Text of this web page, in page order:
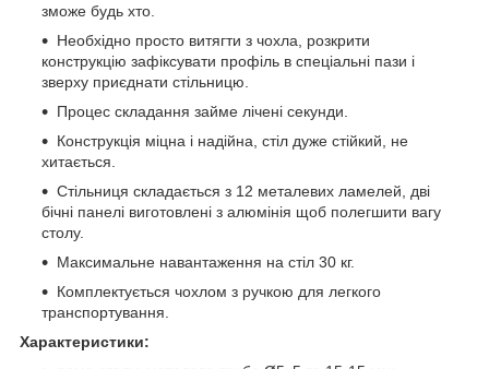
зможе будь хто.
Необхідно просто витягти з чохла, розкрити
конструкцію зафіксувати профіль в спеціальні пази і
зверху приєднати стільницю.
Процес складання займе лічені секунди.
Конструкція міцна і надійна, стіл дуже стійкий, не
хитається.
Стільниця складається з 12 металевих ламелей, дві
бічні панелі виготовлені з алюмінія щоб полегшити вагу
столу.
Максимальне навантаження на стіл 30 кг.
Комплектується чохлом з ручкою для легкого
транспортування.
Характеристики: